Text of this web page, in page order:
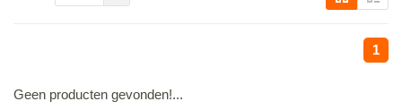
1
Geen producten gevonden!...